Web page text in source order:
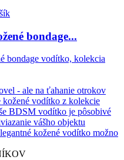
bondage...
- ale na ťahanie otrokov
kožené vodítko z kolekcie
BDSM vodítko je pôsobivé
vášho objektu
kožené vodítko možno